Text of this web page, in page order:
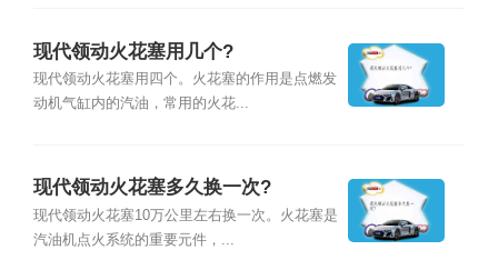
现代领动火花塞用几个?
现代领动火花塞用四个。火花塞的作用是点燃发
动机气缸内的汽油，常用的火花...
现代领动火花塞多久换一次?
现代领动火花塞10万公里左右换一次。火花塞是
汽油机点火系统的重要元件，...